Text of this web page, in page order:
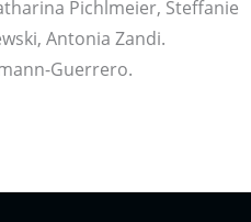
Pichlmeier, Steffanie
Antonia Zandi.
Guerrero.